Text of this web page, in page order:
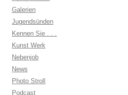
Galerien
Jugendsünden
Kennen Sie . . .
Kunst Werk
Nebenjob
News
Photo Stroll
Podcast